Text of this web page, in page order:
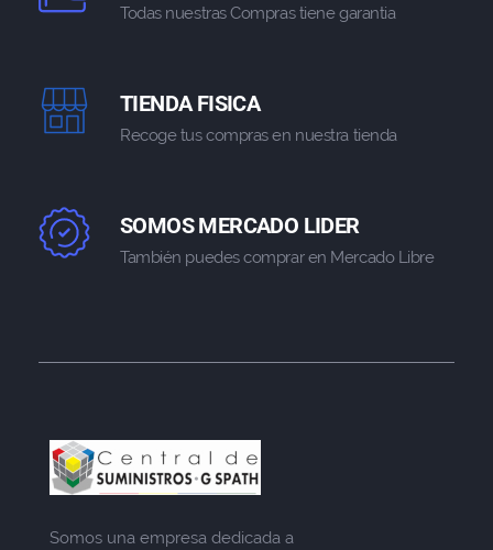
Todas nuestras Compras tiene garantia
TIENDA FISICA
Recoge tus compras en nuestra tienda
SOMOS MERCADO LIDER
También puedes comprar en Mercado Libre
Somos una empresa dedicada a